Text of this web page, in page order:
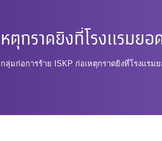
ตุกราดยิงที่โรงแรมย
กลุ่มก่อการร้าย ISKP ก่อเหตุกราดยิงที่โรงแร